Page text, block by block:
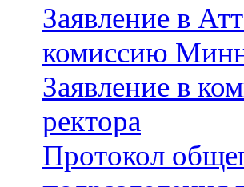
Заявление в
комиссию
Заявление в
ректора
Протокол